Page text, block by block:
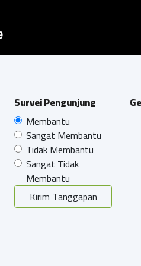
Survei Pengunjung
Membantu
Sangat Membantu
Tidak Membantu
Sangat Tidak
Membantu
Kirim Tanggapan